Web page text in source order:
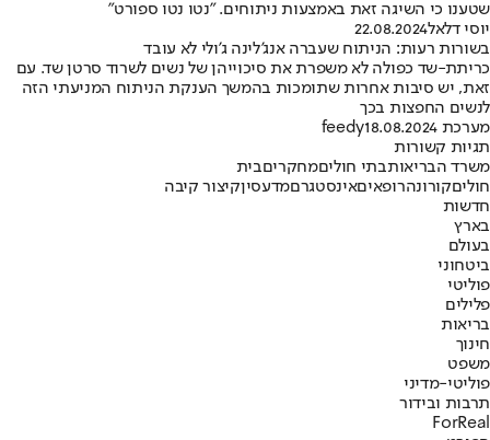
שטענו כי השיגה זאת באמצעות ניתוחים. "נטו נטו ספורט"
יוסי דלאל22.08.2024
בשורות רעות: הניתוח שעברה אנג’לינה ג’ולי לא עובד
כריתת-שד כפולה לא משפרת את סיכוייהן של נשים לשרוד סרטן שד. עם
זאת, יש סיבות אחרות שתומכות בהמשך הענקת הניתוח המניעתי הזה
לנשים החפצות בכך
מערכת feedy18.08.2024
תגיות קשורות
משרד הבריאותבתי חוליםמחקריםבית
חוליםקורונהרופאיםאינסטגרםמדעסיןקיצור קיבה
חדשות
בארץ
בעולם
ביטחוני
פוליטי
פלילים
בריאות
חינוך
משפט
פוליטי-מדיני
תרבות ובידור
ForReal